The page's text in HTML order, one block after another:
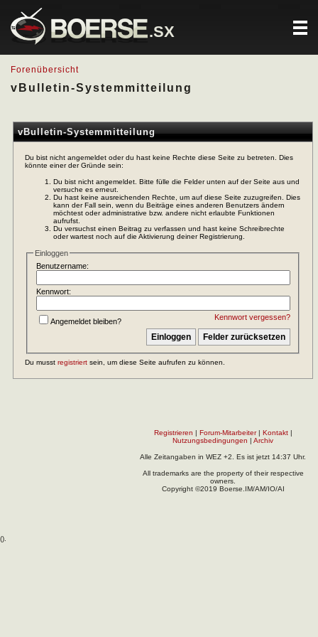
.SX
Forenübersicht
vBulletin-Systemmitteilung
vBulletin-Systemmitteilung
Du bist nicht angemeldet oder du hast keine Rechte diese Seite zu betreten. Dies
könnte einer der Gründe sein:
Du bist nicht angemeldet. Bitte fülle die Felder unten auf der Seite aus und
versuche es erneut.
Du hast keine ausreichenden Rechte, um auf diese Seite zuzugreifen. Dies
kann der Fall sein, wenn du Beiträge eines anderen Benutzers ändern
möchtest oder administrative bzw. andere nicht erlaubte Funktionen
aufrufst.
Du versuchst einen Beitrag zu verfassen und hast keine Schreibrechte
oder wartest noch auf die Aktivierung deiner Registrierung.
Einloggen
Benutzername:
Kennwort:
Kennwort vergessen?
Angemeldet bleiben?
Du musst registriert sein, um diese Seite aufrufen zu können.
Registrieren | Forum-Mitarbeiter| Kontakt|
Nutzungsbedingungen | Archiv
Alle Zeitangaben in WEZ +2. Es ist jetzt 14:37 Uhr.
All trademarks are the property of their respective
owners.
Copyright ©2019 Boerse.IM/AM/IO/AI
().